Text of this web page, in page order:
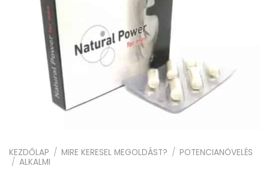
KEZDŐLAP / MIRE KERESEL MEGOLDÁST? / POTENCIANÖVELÉS
/ ALKALMI